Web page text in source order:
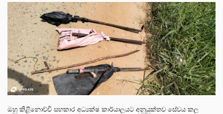
ඔහු කිළිනොච්චි සහකාර අධ්‍යක්ෂ කාර්යාලයට අනුයුක්තව සේවය කල